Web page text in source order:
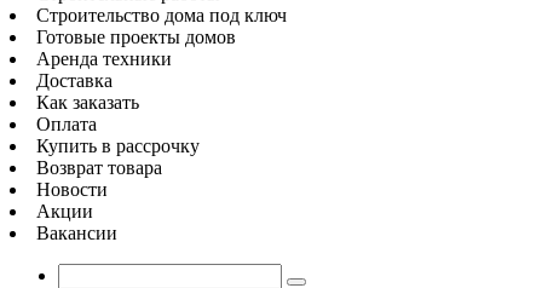
Строительство дома под ключ
Готовые проекты домов
Аренда техники
Доставка
Как заказать
Оплата
Купить в рассрочку
Возврат товара
Новости
Акции
Вакансии